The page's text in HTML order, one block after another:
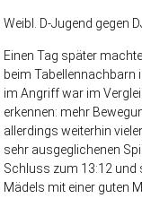
Weibl. D-Jugend gegen
Einen Tag später
beim Tabellennachbarn
im Angriff war im
erkennen: mehr
allerdings weiterhin
sehr ausgeglichenen
Schluss zum 13:12 und
Mädels mit einer guten